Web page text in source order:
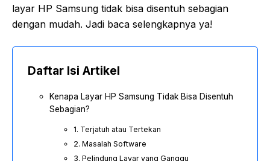
layar HP Samsung tidak bisa disentuh sebagian
dengan mudah. Jadi baca selengkapnya ya!
Daftar Isi Artikel
Kenapa Layar HP Samsung Tidak Bisa Disentuh
Sebagian?
1. Terjatuh atau Tertekan
2. Masalah Software
3. Pelindung Layar yang Ganggu